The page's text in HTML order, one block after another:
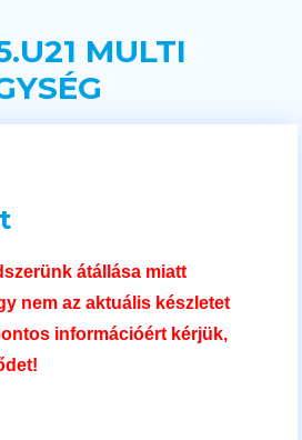
MULTI
átállása miatt
nem az aktuális készletet
információért kérjük,